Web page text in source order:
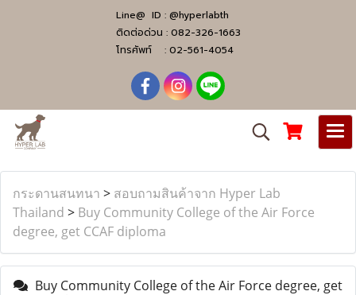
Line@ ID : @hyperlabth
ติดต่อด่วน : 082-326-1663
โทรศัพท์ : 02-561-4054
กระดานสนทนา > สอบถามสินค้าจาก Hyper Lab
Thailand > Buy Community College of the Air Force
degree, get CCAF diploma
Buy Community College of the Air Force degree, get